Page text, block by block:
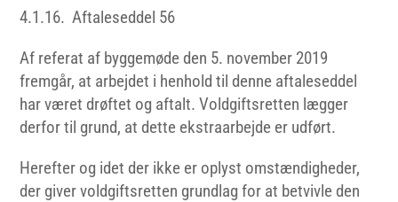
4.1.16. Aftaleseddel 56
Af referat af byggemøde den 5. november 2019
fremgår, at arbejdet i henhold til denne aftaleseddel
har været drøftet og aftalt. Voldgiftsretten lægger
derfor til grund, at dette ekstraarbejde er udført.
Herefter og idet der ikke er oplyst omstændigheder,
der giver voldgiftsretten grundlag for at betvivle den